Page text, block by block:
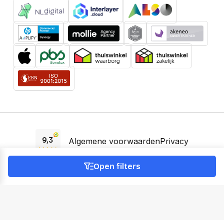
Open filters
Algemene voorwaardenPrivacy
EAA Verklaring
© 2026 OfficeNext -KVK 66895588 -